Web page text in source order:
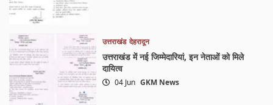
उत्तराखंड देहरादून
उत्तराखंड में नई जिम्मेदारियां, इन नेताओं को मिले
दायित्व
04 Jun GKM News